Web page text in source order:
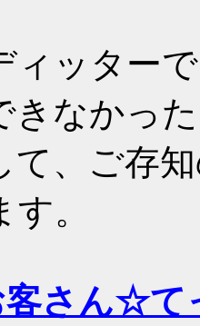
ィッター
きなかっ
て、ご存
。
客さん☆て